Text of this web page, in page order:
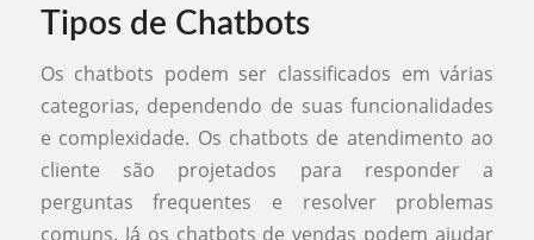
Tipos de Chatbots
Os chatbots podem ser classificados em várias
categorias, dependendo de suas funcionalidades
e complexidade. Os chatbots de atendimento ao
cliente são projetados para responder a
perguntas frequentes e resolver problemas
comuns. Já os chatbots de vendas podem ajudar